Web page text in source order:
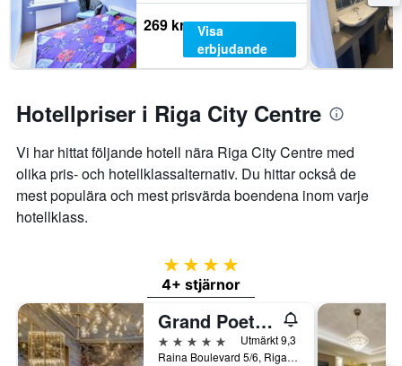
269 kr
Visa
erbjudande
Hotellpriser i Riga City Centre
Vi har hittat följande hotell nära Riga City Centre med
olika pris- och hotellklassalternativ. Du hittar också de
mest populära och mest prisvärda boendena inom varje
hotellklass.
4 stjärnor
4+ stjärnor
Grand Poet Hotel By Semarah
5 stjärnor
Utmärkt 9,3
Raina Boulevard 5/6, Riga, Lettland